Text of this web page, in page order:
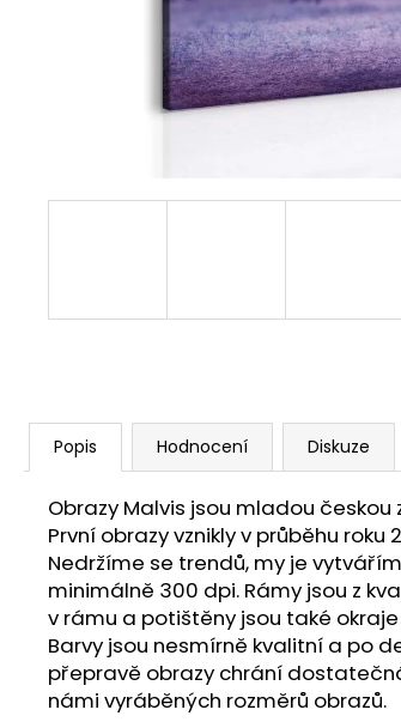
Popis Hodnocení Diskuze
Obrazy Malvis jsou mladou
První obrazy vznikly v průběhu
Nedržíme se trendů, my je
minimálně 300 dpi. Rámy jsou z
v rámu a potištěny jsou také
Barvy jsou nesmírně kvalitní a po
přepravě obrazy chrání
námi vyráběných rozměrů obrazů.
1 599 Kč